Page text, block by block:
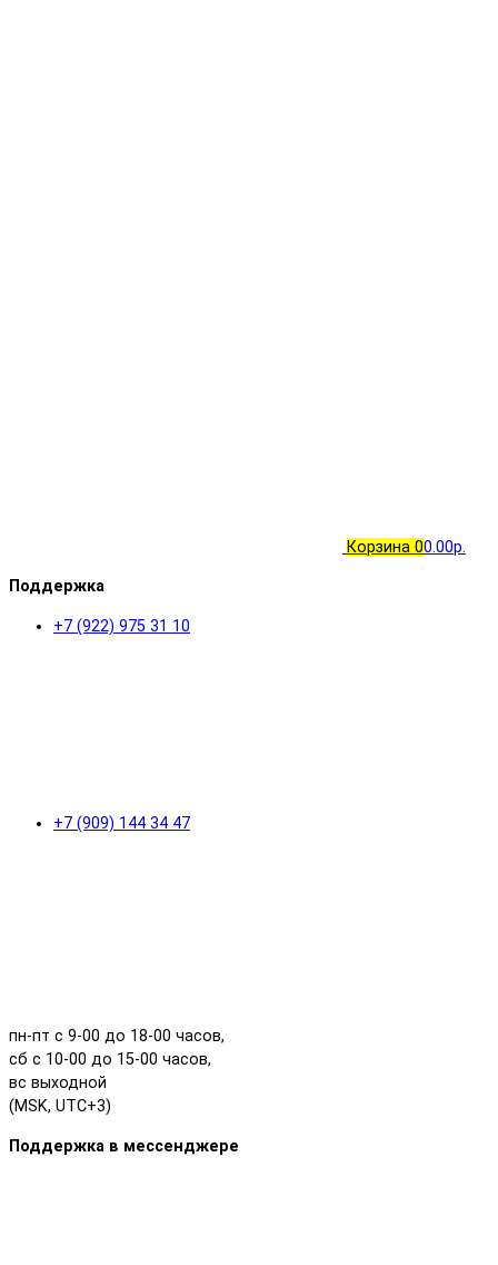
Корзина 00.00р.
Поддержка
+7 (922) 975 31 10
+7 (909) 144 34 47
пн-пт с 9-00 до 18-00 часов,
сб с 10-00 до 15-00 часов,
вс выходной
(MSK, UTC+3)
Поддержка в мессенджере